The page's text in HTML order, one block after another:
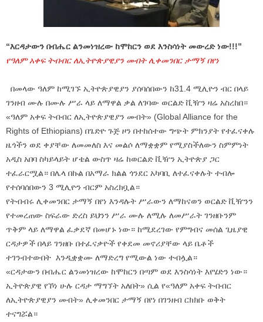
“እርዳታውን በብሔር ልንመነዝረው ከሞከርን ወደ እንስሳነት መውረድ ነው!!!”
የዓለም አቀፍ ትብብር ለኢትዮጵያዊያን መብት ሊቀመንበር ታማኝ በየነ
በመላው ዓለም ከሚገኙ ኢትዮጵያዊያን ያሰባሰበውን ከ31.4 ሚሊዮን ብር በላይ
ገንዘብ ሙሉ በሙሉ ሥራ ላይ ለማዋል ቃል ለገባው ወርልድ ቪዥን ዛሬ አስረከበ።
«ዓለም አቀፍ ትብብር ለኢትዮጵያዊያን መብት» (Global Alliance for the
Rights of Ethiopians) በጌድዮ ጉጅ ዞን በተከሰተው ግጭት ምክንያት የተፈናቀሉ
ዜጎችን ወደ ቀያቸው ለመመለስ እና መልሶ ለማቋቋም የሚያስችለውን ስምምነት
አዲስ አበባ ስካይላይት ሆቴል ውስጥ ዛሬ ከወርልድ ቪዥን ኢትዮጵያ ጋር
ተፈራርሟል። በሌላ በኩል በአማራ ክልል ጎንደር አካባቢ ለተፈናቀሉት ተብሎ
የተሰባሰበውን 3 ሚሊዮን ብርም አስረክቧል።
የትብብሩ ሊቀመንበር ታማኝ በየነ እንዳሉት ሥራውን ለማከናወን ወርልድ ቪዥንን
የተመረጠው ስፍራው ድረስ ይህንን ሥራ ሙሉ ለሚሉ ለመሥራት ገንዘቡንም
ጥቅም ላይ ለማዋል ፈቃደኛ በመሆኑ ነው። ከሚደረገው የምግብና መሰል ጊዜያዊ
ርዳታዎች በላይ ገንዘቡ በተፈናቃዮች የቀደመ መኖሪያቸው ላይ ቤቶች
ተገንብተውበት እንዲቋቋሙ ለማድረግ የሚውል ነው ተብሏል።
«ርዳታውን በብሔር ልንመነዝረው ከሞከርን በጣም ወደ እንስሳነት እየሄድን ነው።
ኢትዮጵያዊ የኾነ ሁሉ ርዳታ ማግኘት አለበት» ሲል የ«ዓለም አቀፍ ትብብር
ለኢትዮጵያዊያን መብት» ሊቀመንበር ታማኝ በየነ በገንዘብ ርክክቡ ወቅት
ተናግሯል።